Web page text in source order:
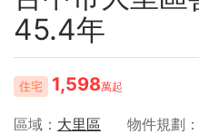
45.4年
住宅 1,598萬起
區域 大里區
物件規劃